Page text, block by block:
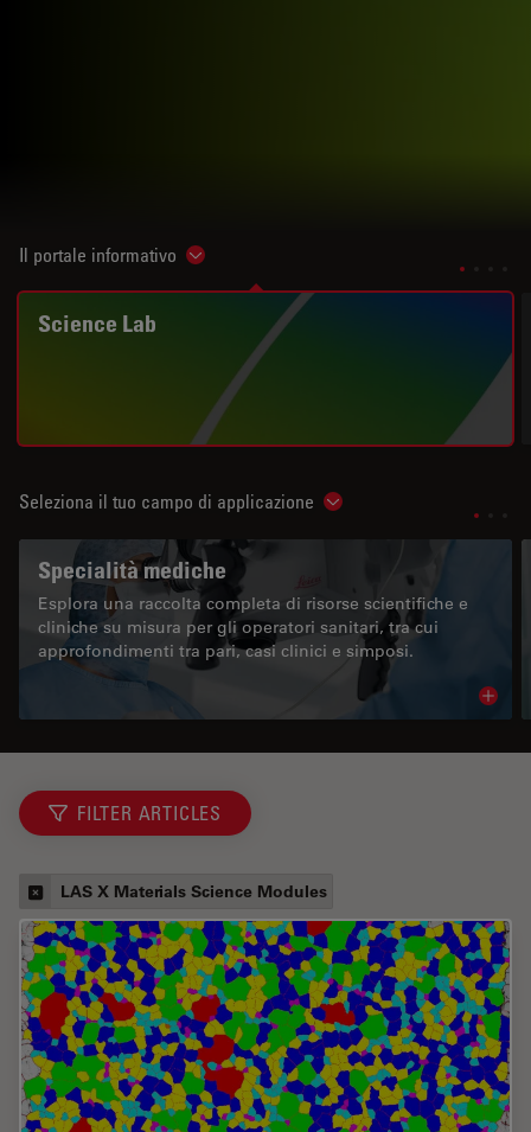
Il portale informativo Show subnavigation
Science Lab
Seleziona il tuo campo di applicazione Show subnavigation
Specialità mediche
Esplora una raccolta completa di risorse scientifiche e
cliniche su misura per gli operatori sanitari, tra cui
approfondimenti tra pari, casi clinici e simposi.
FILTER ARTICLES
LAS X Materials Science Modules